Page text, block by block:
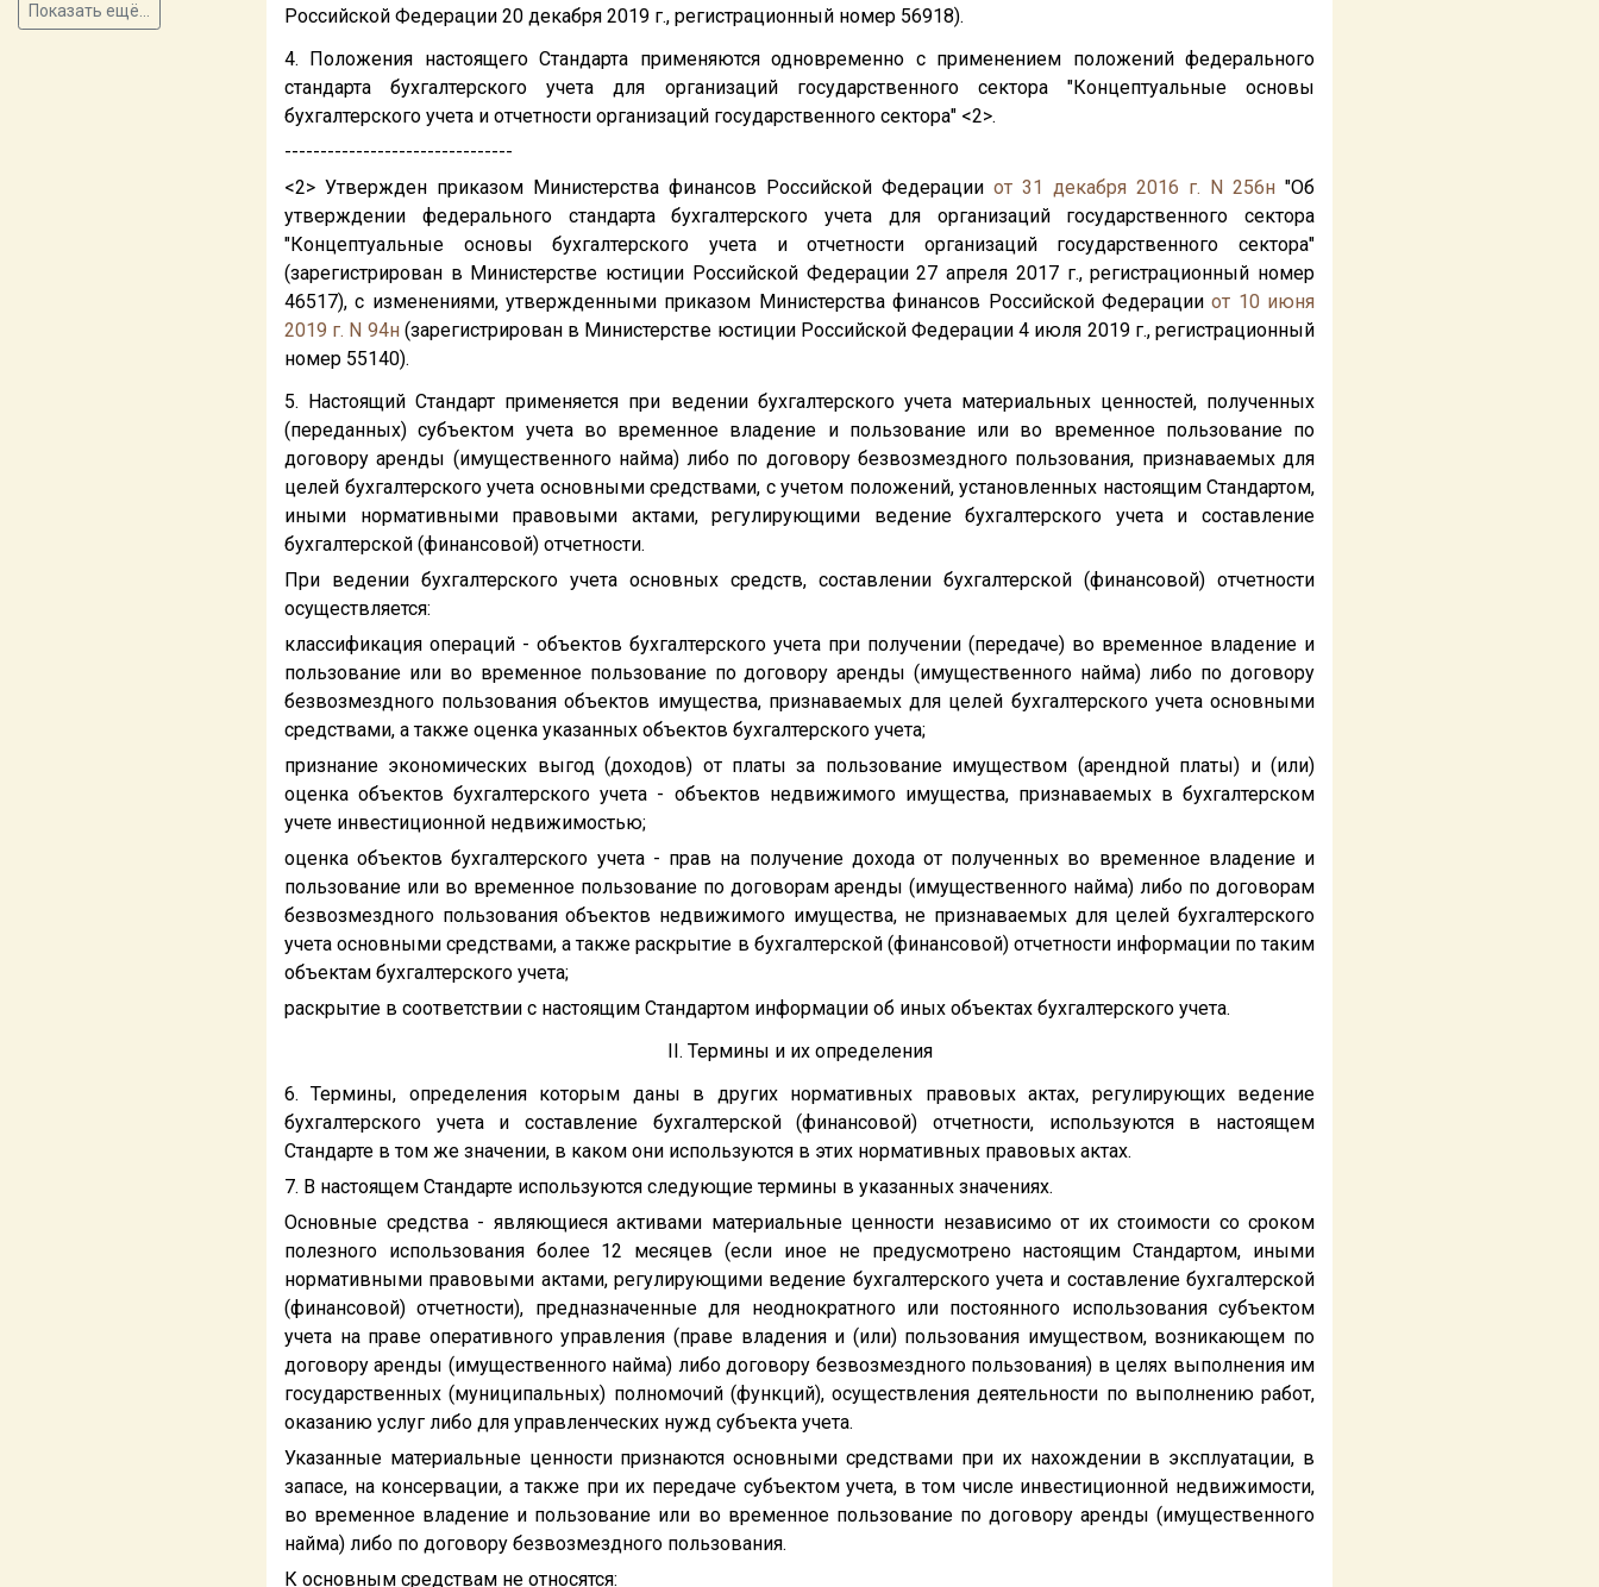
Показать ещё...
Российской Федерации 20 декабря 2019 г., регистрационный номер 56918).
4. Положения настоящего Стандарта применяются одновременно с применением положений федерального
стандарта бухгалтерского учета для организаций государственного сектора "Концептуальные основы
бухгалтерского учета и отчетности организаций государственного сектора" <2>.
--------------------------------
<2> Утвержден приказом Министерства финансов Российской Федерации от 31 декабря 2016 г. N 256н "Об
утверждении федерального стандарта бухгалтерского учета для организаций государственного сектора
"Концептуальные основы бухгалтерского учета и отчетности организаций государственного сектора"
(зарегистрирован в Министерстве юстиции Российской Федерации 27 апреля 2017 г., регистрационный номер
46517), с изменениями, утвержденными приказом Министерства финансов Российской Федерацииот 10 июня
2019 г. N 94н(зарегистрирован в Министерстве юстиции Российской Федерации 4 июля 2019 г., регистрационный
номер 55140).
5. Настоящий Стандарт применяется при ведении бухгалтерского учета материальных ценностей, полученных
(переданных) субъектом учета во временное владение и пользование или во временное пользование по
договору аренды (имущественного найма) либо по договору безвозмездного пользования, признаваемых для
целей бухгалтерского учета основными средствами, с учетом положений, установленных настоящим Стандартом,
иными нормативными правовыми актами, регулирующими ведение бухгалтерского учета и составление
бухгалтерской (финансовой) отчетности.
При ведении бухгалтерского учета основных средств, составлении бухгалтерской (финансовой) отчетности
осуществляется:
классификация операций - объектов бухгалтерского учета при получении (передаче) во временное владение и
пользование или во временное пользование по договору аренды (имущественного найма) либо по договору
безвозмездного пользования объектов имущества, признаваемых для целей бухгалтерского учета основными
средствами, а также оценка указанных объектов бухгалтерского учета;
признание экономических выгод (доходов) от платы за пользование имуществом (арендной платы) и (или)
оценка объектов бухгалтерского учета - объектов недвижимого имущества, признаваемых в бухгалтерском
учете инвестиционной недвижимостью;
оценка объектов бухгалтерского учета - прав на получение дохода от полученных во временное владение и
пользование или во временное пользование по договорам аренды (имущественного найма) либо по договорам
безвозмездного пользования объектов недвижимого имущества, не признаваемых для целей бухгалтерского
учета основными средствами, а также раскрытие в бухгалтерской (финансовой) отчетности информации по таким
объектам бухгалтерского учета;
раскрытие в соответствии с настоящим Стандартом информации об иных объектах бухгалтерского учета.
II. Термины и их определения
6. Термины, определения которым даны в других нормативных правовых актах, регулирующих ведение
бухгалтерского учета и составление бухгалтерской (финансовой) отчетности, используются в настоящем
Стандарте в том же значении, в каком они используются в этих нормативных правовых актах.
7. В настоящем Стандарте используются следующие термины в указанных значениях.
Основные средства - являющиеся активами материальные ценности независимо от их стоимости со сроком
полезного использования более 12 месяцев (если иное не предусмотрено настоящим Стандартом, иными
нормативными правовыми актами, регулирующими ведение бухгалтерского учета и составление бухгалтерской
(финансовой) отчетности), предназначенные для неоднократного или постоянного использования субъектом
учета на праве оперативного управления (праве владения и (или) пользования имуществом, возникающем по
договору аренды (имущественного найма) либо договору безвозмездного пользования) в целях выполнения им
государственных (муниципальных) полномочий (функций), осуществления деятельности по выполнению работ,
оказанию услуг либо для управленческих нужд субъекта учета.
Указанные материальные ценности признаются основными средствами при их нахождении в эксплуатации, в
запасе, на консервации, а также при их передаче субъектом учета, в том числе инвестиционной недвижимости,
во временное владение и пользование или во временное пользование по договору аренды (имущественного
найма) либо по договору безвозмездного пользования.
К основным средствам не относятся: